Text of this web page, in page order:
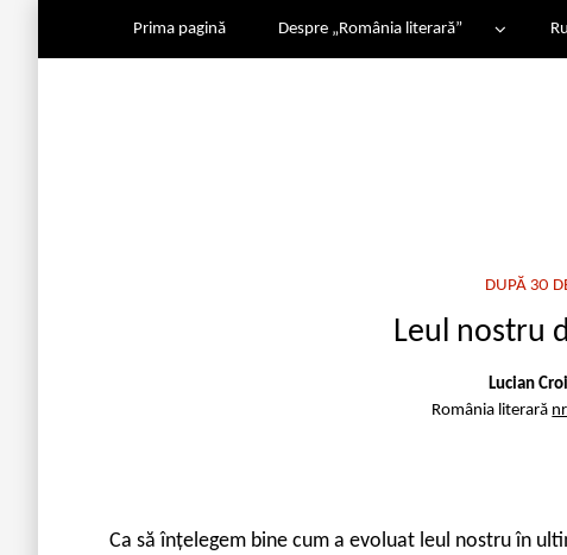
Prima pagină Despre „România literară”
DUPĂ 30
Leul nostru
Lucian
România literară
Ca să înțelegem bine cum a evoluat leul nostru în